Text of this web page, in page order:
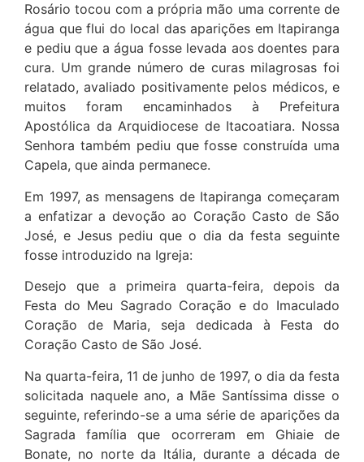
Rosário tocou com a própria mão uma corrente de
água que flui do local das aparições em Itapiranga
e pediu que a água fosse levada aos doentes para
cura. Um grande número de curas milagrosas foi
relatado, avaliado positivamente pelos médicos, e
muitos foram encaminhados à Prefeitura
Apostólica da Arquidiocese de Itacoatiara. Nossa
Senhora também pediu que fosse construída uma
Capela, que ainda permanece.
Em 1997, as mensagens de Itapiranga começaram
a enfatizar a devoção ao Coração Casto de São
José, e Jesus pediu que o dia da festa seguinte
fosse introduzido na Igreja:
Desejo que a primeira quarta-feira, depois da
Festa do Meu Sagrado Coração e do Imaculado
Coração de Maria, seja dedicada à Festa do
Coração Casto de São José.
Na quarta-feira, 11 de junho de 1997, o dia da festa
solicitada naquele ano, a Mãe Santíssima disse o
seguinte, referindo-se a uma série de aparições da
Sagrada família que ocorreram em Ghiaie de
Bonate, no norte da Itália, durante a década de